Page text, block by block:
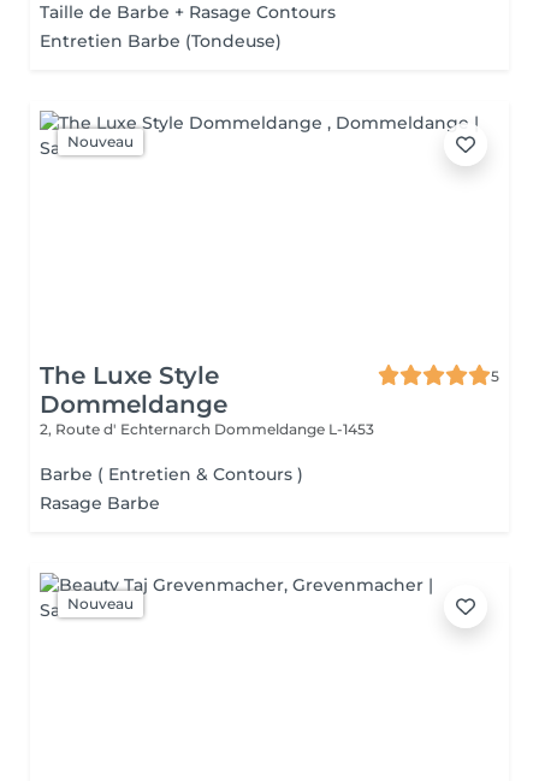
Taille de Barbe + Rasage Contours
Entretien Barbe (Tondeuse)
Nouveau
The Luxe Style
Dommeldange
5
2, Route d' Echternarch Dommeldange L-1453
Barbe ( Entretien & Contours )
Rasage Barbe
Nouveau